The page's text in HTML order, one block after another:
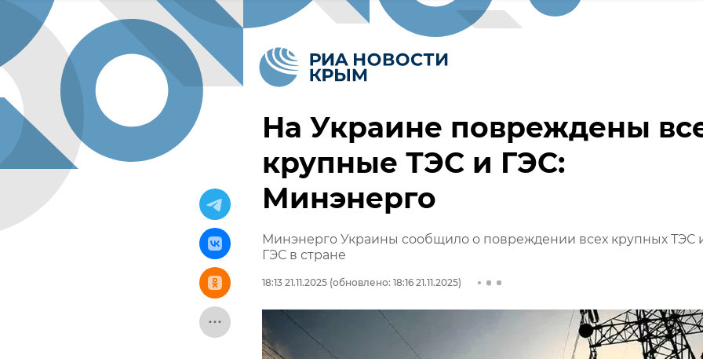
На Украине повреждены
крупные ТЭС и ГЭС:
Минэнерго
Минэнерго Украины сообщило о повреждении всех крупных ТЭС
ГЭС в стране
18:13 21.11.2025 (обновлено: 18:16 21.11.2025)